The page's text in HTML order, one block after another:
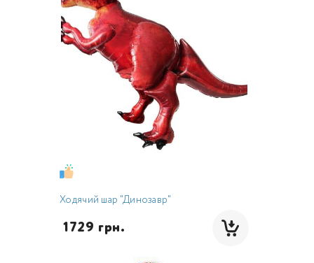
Ходячий шар "Динозавр"
1729 грн.